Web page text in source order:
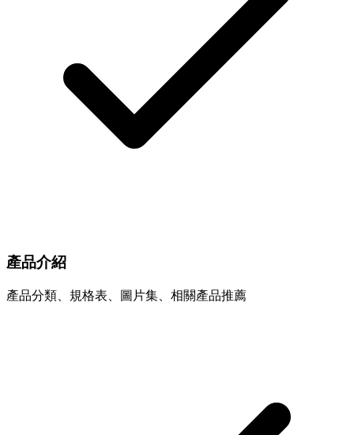
產品介紹
產品分類、規格表、圖片集、相關產品推薦